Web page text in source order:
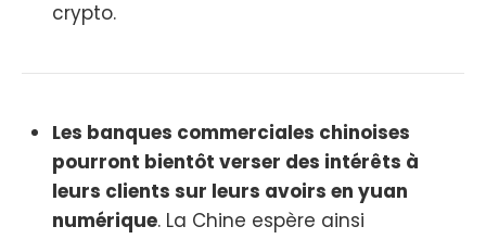
crypto.
Les banques commerciales chinoises
pourront bientôt verser des intérêts à
leurs clients sur leurs avoirs en yuan
numérique. La Chine espère ainsi